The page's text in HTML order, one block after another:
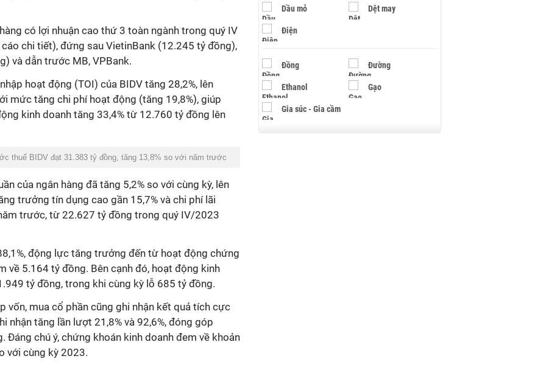
có lợi nhuận cao thứ 3 toàn ngành trong quý IV
chi tiết), đứng sau VietinBank (12.245 tỷ đồng),
và dẫn trước MB, VPBank.
hoạt động (TOI) của BIDV tăng 28,2%, lên
mức tăng chi phí hoạt động (tăng 19,8%), giúp
kinh doanh tăng 33,4% từ 12.760 tỷ đồng lên
thuế BIDV đạt 31.383 tỷ đồng, tăng 13,8% so với năm trước
của ngân hàng đã tăng 5,2% so với cùng kỳ, lên
trưởng tín dụng cao gần 15,7% vàchi phí lãi
trước, từ22.627 tỷ đồng trong quý IV/2023
động lực tăng trưởng đến từ hoạt động chứng
về 5.164 tỷ đồng. Bên cạnh đó, hoạt động kinh
tỷ đồng, trong khi cùng kỳ lỗ 685 tỷ đồng.
vốn, mua cổ phần cũng ghi nhận kết quả tích cực
nhận tăng lần lượt 21,8% và 92,6%, đóng góp
Đáng chú ý, chứng khoán kinh doanh đem về khoản
với cùng kỳ 2023.
Dầu mỏ Dệt may
Điện
Đồng Đường
Ethanol Gạo
Gia súc - Gia cầm